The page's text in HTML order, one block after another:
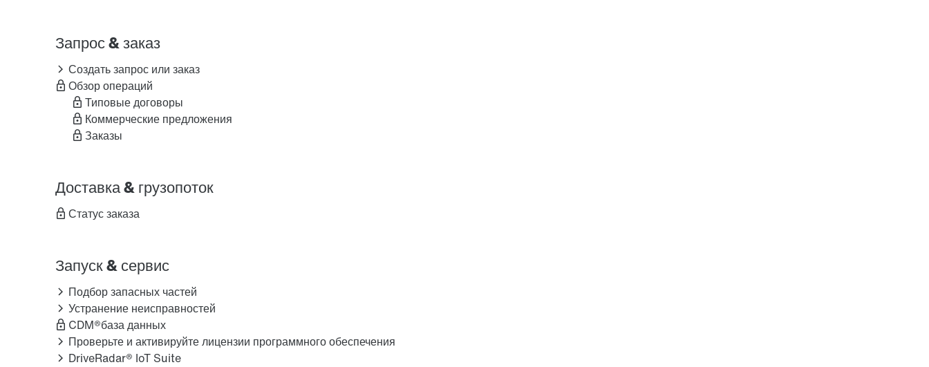
Запрос & заказ
Создать запрос или заказ
Обзор операций
Типовые договоры
Коммерческие предложения
Заказы
Доставка & грузопоток
Статус заказа
Запуск & сервис
Подбор запасных частей
Устранение неисправностей
CDM®база данных
Проверьте и активируйте лицензии программного обеспечения
DriveRadar® IoT Suite